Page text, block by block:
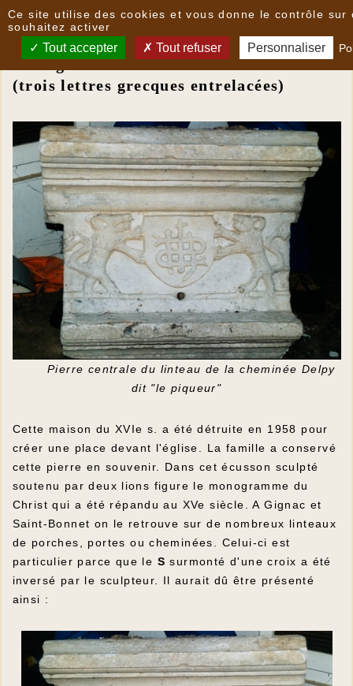
Des linteaux parlants insolites
Monogramme IHS
(trois lettres grecques entrelacées)
Pierre centrale du linteau de la cheminée Delpy
dit "le piqueur"
Cette maison du XVIe s. a été détruite en 1958 pour
créer une place devant l'église. La famille a conservé
cette pierre en souvenir. Dans cet écusson sculpté
soutenu par deux lions figure le monogramme du
Christ qui a été répandu au XVe siècle. A Gignac et
Saint-Bonnet on le retrouve sur de nombreux linteaux
de porches, portes ou cheminées. Celui-ci est
particulier parce que le Ssurmonté d'une croix a été
inversé par le sculpteur. Il aurait dû être présenté
ainsi :
Ce site utilise des cookies et vous donne le contrôle sur
souhaitez activer
Tout accepter Tout refuser Personnaliser